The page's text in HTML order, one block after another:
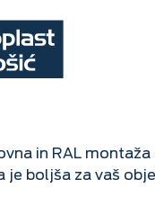
in RAL montaža
je boljša za vaš